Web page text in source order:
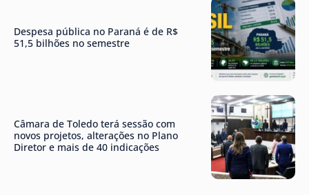
Despesa pública no Paraná é de R$
51,5 bilhões no semestre
Câmara de Toledo terá sessão com
novos projetos, alterações no Plano
Diretor e mais de 40 indicações